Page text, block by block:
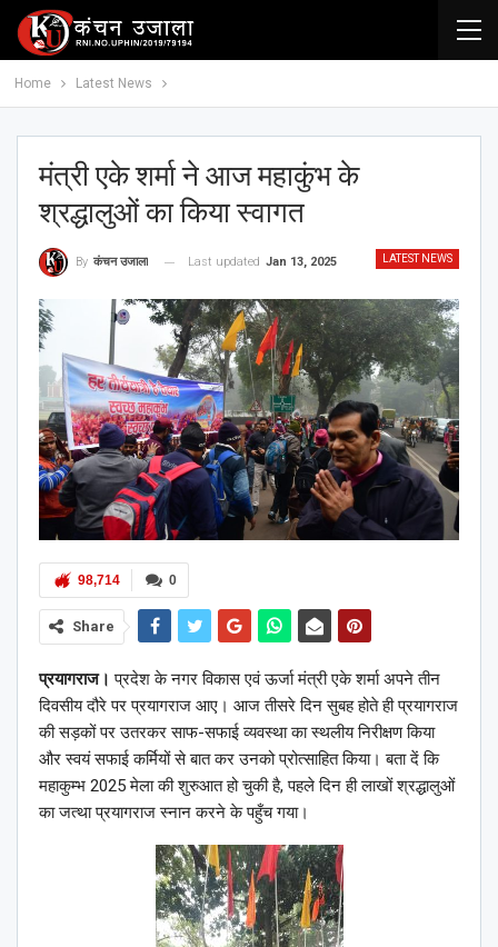
Home Latest News
मंत्री एके शर्मा ने आज महाकुंभ के
श्रद्धालुओं का किया स्वागत
LATEST NEWS
By कंचन उजाला Last updated Jan 13, 2025
0
98,714
Share
प्रयागराज। प्रदेश के नगर विकास एवं ऊर्जा मंत्री एके शर्मा अपने तीन
दिवसीय दौरे पर प्रयागराज आए। आज तीसरे दिन सुबह होते ही प्रयागराज
की सड़कों पर उतरकर साफ-सफाई व्यवस्था का स्थलीय निरीक्षण किया
और स्वयं सफाई कर्मियों से बात कर उनको प्रोत्साहित किया।बता दें कि
महाकुम्भ 2025 मेला की शुरुआत हो चुकी है, पहले दिन ही लाखों श्रद्धालुओं
का जत्था प्रयागराज स्नान करने के पहुँच गया।